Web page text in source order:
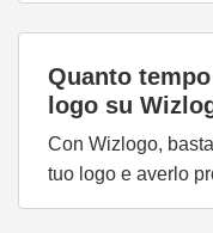
Quanto
logo su
Con Wizlogo,
tuo logo e averlo